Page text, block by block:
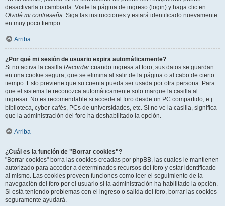
desactivarla o cambiarla. Visite la página de ingreso (login) y haga clic en
Olvidé mi contraseña. Siga las instrucciones y estará identificado nuevamente
en muy poco tiempo.
Arriba
¿Por qué mi sesión de usuario expira automáticamente?
Si no activa la casilla Recordarcuando ingresa al foro, sus datos se guardan
en una cookie segura, que se elimina al salir de la página o al cabo de cierto
tiempo. Esto previene que su cuenta pueda ser usada por otra persona. Para
que el sistema le reconozca automáticamente solo marque la casilla al
ingresar. No es recomendable si accede al foro desde un PC compartido, e.j.
biblioteca, cyber-cafés, PCs de universidades, etc. Si no ve la casilla, significa
que la administración del foro ha deshabilitado la opción.
Arriba
¿Cuál es la función de "Borrar cookies"?
"Borrar cookies" borra las cookies creadas por phpBB, las cuales le mantienen
autorizado para acceder a determinados recursos del foro y estar identificado
al mismo. Las cookies proveen funciones como leer el seguimiento de la
navegación del foro por el usuario si la administración ha habilitado la opción.
Si está teniendo problemas con el ingreso o salida del foro, borrar las cookies
seguramente ayudará.